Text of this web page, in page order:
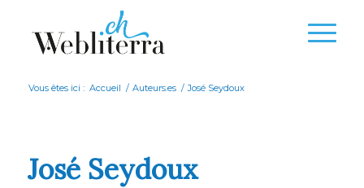
Vous êtes ici : Accueil / Auteurs.es / José Seydoux
José Seydoux